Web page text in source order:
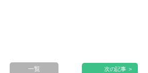
一覧 次の記事 >